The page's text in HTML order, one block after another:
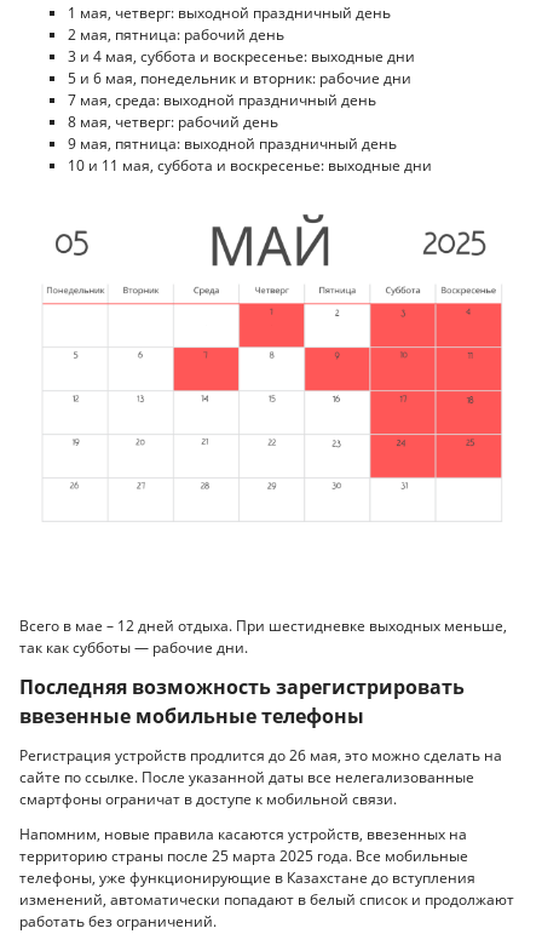
1 мая, четверг: выходной праздничный день
2 мая, пятница: рабочий день
3 и 4 мая, суббота и воскресенье: выходные дни
5 и 6 мая, понедельник и вторник: рабочие дни
7 мая, среда: выходной праздничный день
8 мая, четверг: рабочий день
9 мая, пятница: выходной праздничный день
10 и 11 мая, суббота и воскресенье: выходные дни
Всего в мае – 12 дней отдыха. При шестидневке выходных меньше,
так как субботы — рабочие дни.
Последняя возможность зарегистрировать
ввезенные мобильные телефоны
Регистрация устройств продлится до 26 мая, это можно сделать на
сайте по ссылке. После указанной даты все нелегализованные
смартфоны ограничат в доступе к мобильной связи.
Напомним, новые правила касаются устройств, ввезенных на
территорию страны после 25 марта 2025 года. Все мобильные
телефоны, уже функционирующие в Казахстане до вступления
изменений, автоматически попадают в белый список и продолжают
работать без ограничений.